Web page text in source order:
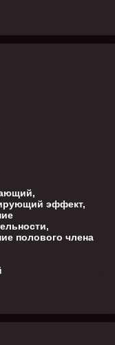
эффект,
полового члена